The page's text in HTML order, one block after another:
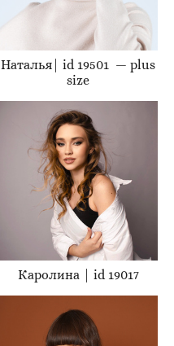
Наталья| id 19501 — plus
size
Каролина | id 19017